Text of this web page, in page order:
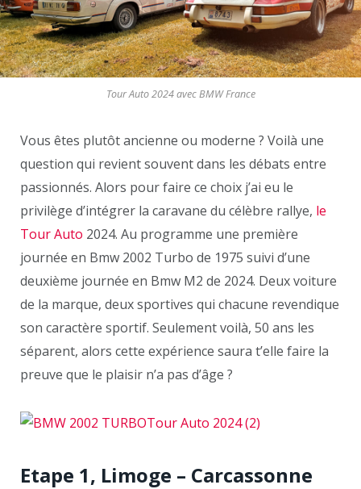
Tour Auto 2024 avec BMW France
Vous êtes plutôt ancienne ou moderne ? Voilà une
question qui revient souvent dans les débats entre
passionnés. Alors pour faire ce choix j’ai eu le
privilège d’intégrer la caravane du célèbre rallye, le
Tour Auto 2024. Au programme une première
journée en Bmw 2002 Turbo de 1975 suivi d’une
deuxième journée en Bmw M2 de 2024. Deux voiture
de la marque, deux sportives qui chacune revendique
son caractère sportif. Seulement voilà, 50 ans les
séparent, alors cette expérience saura t’elle faire la
preuve que le plaisir n’a pas d’âge ?
Etape 1, Limoge – Carcassonne